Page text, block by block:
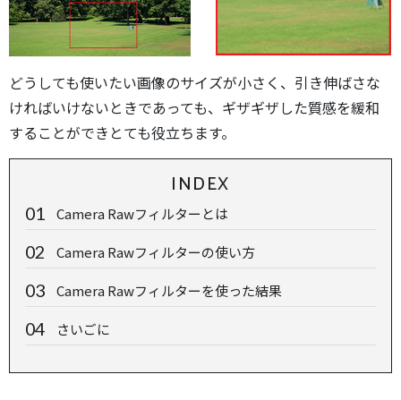
どうしても使いたい画像のサイズが小さく、引き伸ばさな
ければいけないときであっても、ギザギザした質感を緩和
することができとても役立ちます。
INDEX
Camera Rawフィルターとは
Camera Rawフィルターの使い方
Camera Rawフィルターを使った結果
さいごに